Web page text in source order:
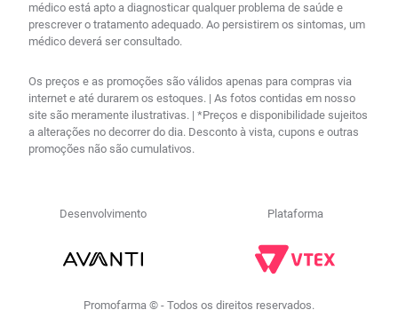
médico está apto a diagnosticar qualquer problema de saúde e
prescrever o tratamento adequado. Ao persistirem os sintomas, um
médico deverá ser consultado.
Os preços e as promoções são válidos apenas para compras via
internet e até durarem os estoques. | As fotos contidas em nosso
site são meramente ilustrativas. | *Preços e disponibilidade sujeitos
a alterações no decorrer do dia. Desconto à vista, cupons e outras
promoções não são cumulativos.
Desenvolvimento Plataforma
Promofarma © - Todos os direitos reservados.